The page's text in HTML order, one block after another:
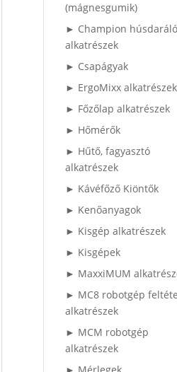
(mágnesgumik)
► Champion húsdaráló
alkatrészek
► Csapágyak
► ErgoMixx alkatrészek
► Főzőlap alkatrészek
► Hőmérők
► Hűtő, fagyasztó
alkatrészek
► Kávéfőző Kiöntők
► Kenőanyagok
► Kisgép alkatrészek
► Kisgépek
► MaxxiMUM
► MC8 robotgép
alkatrészek
► MCM robotgép
alkatrészek